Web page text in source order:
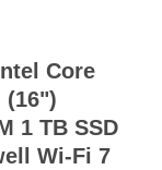
Core
(16")
1 TB SSD
Wi-Fi 7